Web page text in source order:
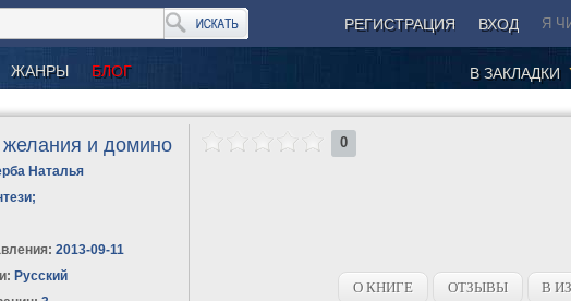
РЕГИСТРАЦИЯ ВХОД Я
ЖАНРЫ БЛОГ В ЗАКЛАДКИ
и домино
Наталья
;
2013-09-11
Русский
0
О КНИГЕ ОТЗЫВЫ В